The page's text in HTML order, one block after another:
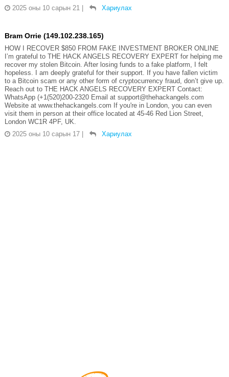
2025 оны 10 сарын 21 | Хариулах
Bram Orrie (149.102.238.165)
HOW I RECOVER $850 FROM FAKE INVESTMENT BROKER ONLINE
I’m grateful to THE HACK ANGELS RECOVERY EXPERT for helping me
recover my stolen Bitcoin. After losing funds to a fake platform, I felt
hopeless. I am deeply grateful for their support. If you have fallen victim
to a Bitcoin scam or any other form of cryptocurrency fraud, don’t give up.
Reach out to THE HACK ANGELS RECOVERY EXPERT Contact:
WhatsApp (+1(520)200-2320 Email at support@thehackangels.com
Website at www.thehackangels.com If you're in London, you can even
visit them in person at their office located at 45-46 Red Lion Street,
London WC1R 4PF, UK.
2025 оны 10 сарын 17 | Хариулах